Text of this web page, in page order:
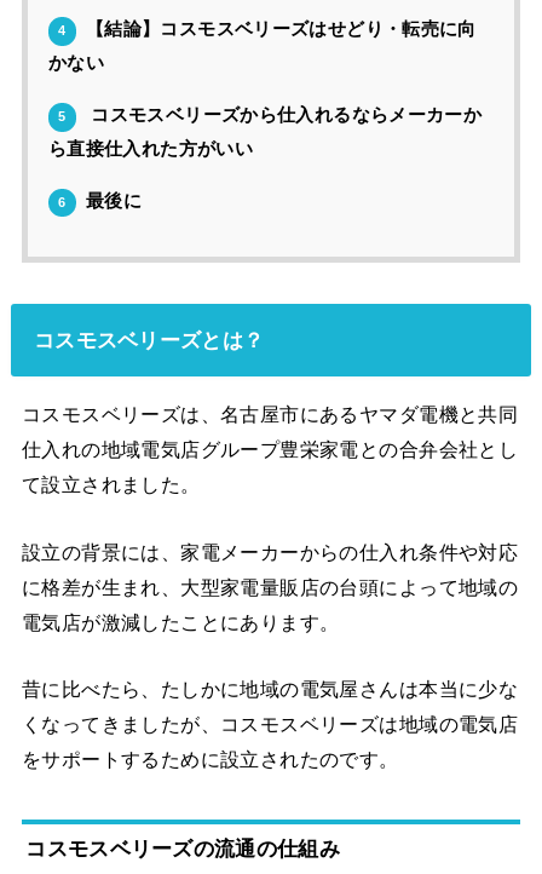
4
【結論】コスモスベリーズはせどり・転売に向
かない
5
コスモスベリーズから仕入れるならメーカーか
ら直接仕入れた方がいい
6 最後に
コスモスベリーズとは？
コスモスベリーズは、名古屋市にあるヤマダ電機と共同
仕入れの地域電気店グループ豊栄家電との合弁会社とし
て設立されました。
設立の背景には、家電メーカーからの仕入れ条件や対応
に格差が生まれ、大型家電量販店の台頭によって地域の
電気店が激減したことにあります。
昔に比べたら、たしかに地域の電気屋さんは本当に少な
くなってきましたが、コスモスベリーズは地域の電気店
をサポートするために設立されたのです。
コスモスベリーズの流通の仕組み